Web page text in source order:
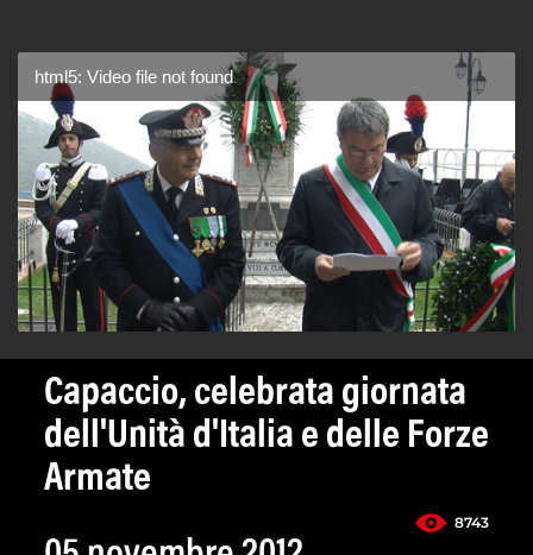
html5: Video file not found
Capaccio, celebrata giornata
dell'Unità d'Italia e delle Forze
Armate
8743